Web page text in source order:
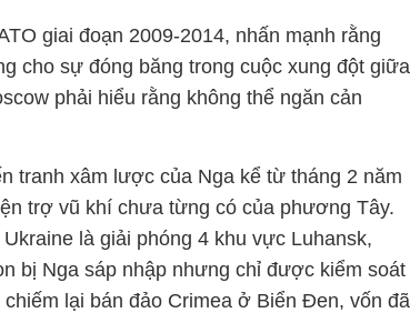
giai đoạn 2009-2014, nhấn mạnh rằng
cho sự đóng băng trong cuộc xung đột giữa
phải hiểu rằng không thể ngăn cản
tranh xâm lược của Nga kể từ tháng 2 năm
trợ vũ khí chưa từng có của phương Tây.
là giải phóng 4 khu vực Luhansk,
bị Nga sáp nhập nhưng chỉ được kiểm soát
lại bán đảo Crimea ở Biển Đen, vốn đã